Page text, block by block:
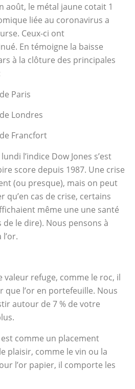
août, le métal jaune cotait 1
liée au coronavirus a
Ceux-ci ont
En témoigne la baisse
à la clôture des principales
Paris
Londres
Francfort
l’indice Dow Jones s’est
score depuis 1987. Une crise
(ou presque), mais on peut
cas de crise, certains
même une une santé
de le dire). Nous pensons à
valeur refuge, comme le roc, il
que l’or en portefeuille. Nous
autour de 7 % de votre
comme un placement
plaisir, comme le vin ou la
l’or papier, il comporte les